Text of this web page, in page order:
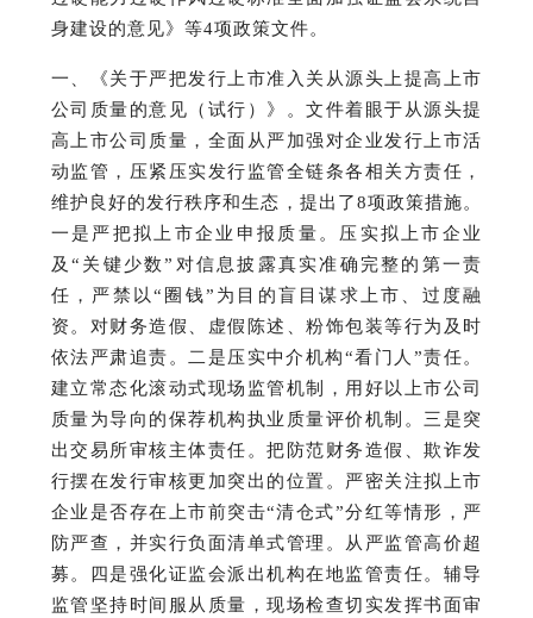
身建设的意见》等4项政策文件。
一、《关于严把发行上市准入关从源头上提高上市
公司质量的意见（试行）》。文件着眼于从源头提
高上市公司质量，全面从严加强对企业发行上市活
动监管，压紧压实发行监管全链条各相关方责任，
维护良好的发行秩序和生态，提出了8项政策措施。
一是严把拟上市企业申报质量。 压实拟上市企业
及“关键少数”对信息披露真实准确完整的第一责
任，严禁以“圈钱”为目的盲目谋求上市、过度融
资。 对财务造假、虚假陈述、粉饰包装等行为及时
依法严肃追责。
二是压实中介机构“看门人”责任。
建立常态化滚动式现场监管机制，用好以上市公司
质量为导向的保荐机构执业质量评价机制。 三是突
出交易所审核主体责任。把防范财务造假、欺诈发
行摆在发行审核更加突出的位置。 严密关注拟上市
企业是否存在上市前突击“清仓式”分红等情形，严
防严查，并实行负面清单式管理。
从严监管高价超
募。 四是强化证监会派出机构在地监管责任。 辅导
监管坚持时间服从质量，现场检查切实发挥书面审